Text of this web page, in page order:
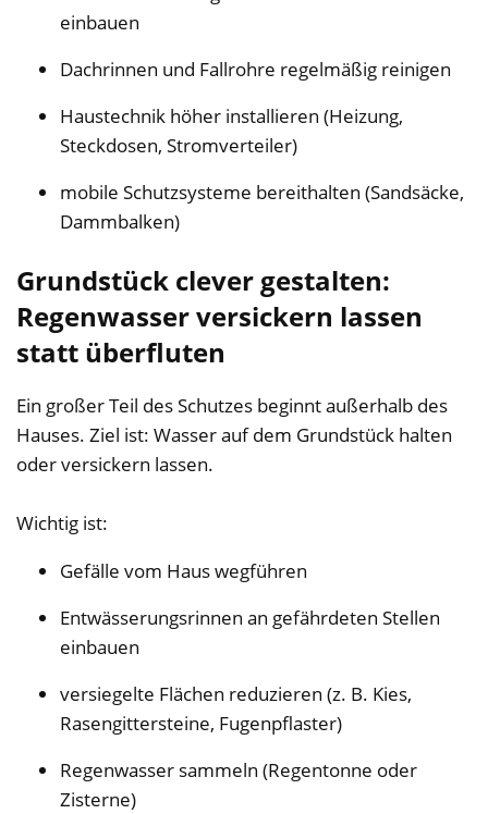
einbauen
Dachrinnen und Fallrohre regelmäßig reinigen
Haustechnik höher installieren (Heizung,
Steckdosen, Stromverteiler)
mobile Schutzsysteme bereithalten (Sandsäcke,
Dammbalken)
Grundstück clever gestalten:
Regenwasser versickern lassen
statt überfluten
Ein großer Teil des Schutzes beginnt außerhalb des
Hauses. Ziel ist: Wasser auf dem Grundstück halten
oder versickern lassen.
Wichtig ist:
Gefälle vom Haus wegführen
Entwässerungsrinnen an gefährdeten Stellen
einbauen
versiegelte Flächen reduzieren (z. B. Kies,
Rasengittersteine, Fugenpflaster)
Regenwasser sammeln (Regentonne oder
Zisterne)